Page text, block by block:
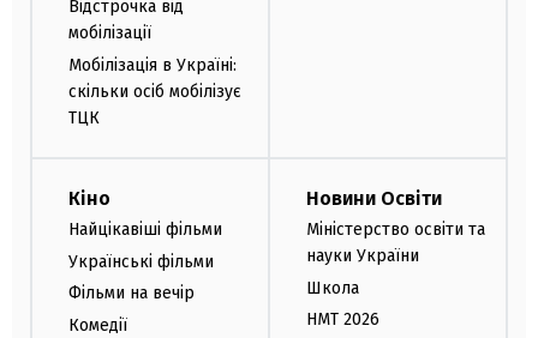
Відстрочка від
мобілізації
Мобілізація в Україні:
скільки осіб мобілізує
ТЦК
Кіно
Найцікавіші фільми
Українські фільми
Фільми на вечір
Комедії
Новини Освіти
Міністерство освіти та
науки України
Школа
НМТ 2026